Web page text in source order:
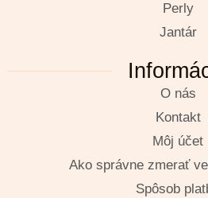
Perly
Jantár
O nás
Kontakt
Môj účet
Ako správne zmerať
Spôsob